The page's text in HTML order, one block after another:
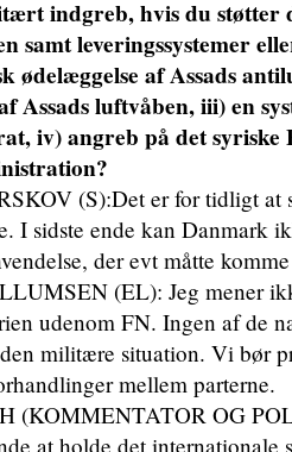
indgreb, hvis du støtter
samt leveringssystemer
ødelæggelse af Assads
Assads luftvåben, iii) en
iv) angreb på det syriske
(S):Det er for tidligt
I sidste ende kan Danmark
der evt måtte
(EL): Jeg mener
udenom FN. Ingen af de
militære situation. Vi bør
mellem parterne.
(KOMMENTATOR OG
at holde det internationale